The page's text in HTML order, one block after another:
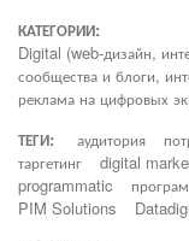
КАТЕГОРИИ:
Digital (web-дизайн,
сообщества и блоги,
реклама на цифровых
ТЕГИ:
аудитория
таргетинг
digital
programmatic
PIM Solutions